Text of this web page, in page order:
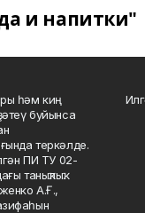
и напитки"
һәм киң
буйынса
теркәлде.
ПИ ТУ 02-
таныҡлыҡ.
А.Ғ.,